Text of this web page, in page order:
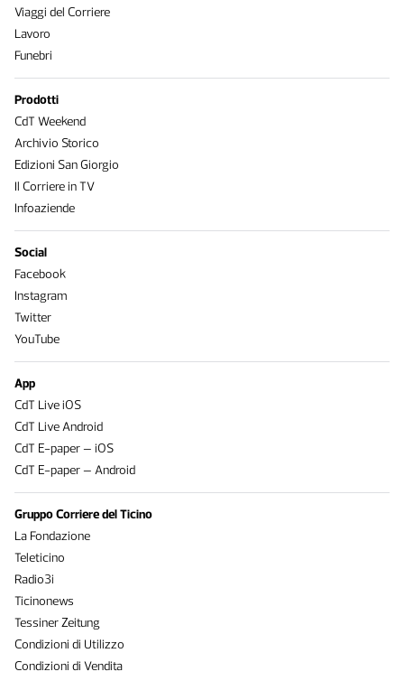
Viaggi del Corriere
Lavoro
Funebri
Prodotti
CdT Weekend
Archivio Storico
Edizioni San Giorgio
Il Corriere in TV
Infoaziende
Social
Facebook
Instagram
Twitter
YouTube
App
CdT Live iOS
CdT Live Android
CdT E-paper – iOS
CdT E-paper – Android
Gruppo Corriere del Ticino
La Fondazione
Teleticino
Radio3i
Ticinonews
Tessiner Zeitung
Condizioni di Utilizzo
Condizioni di Vendita